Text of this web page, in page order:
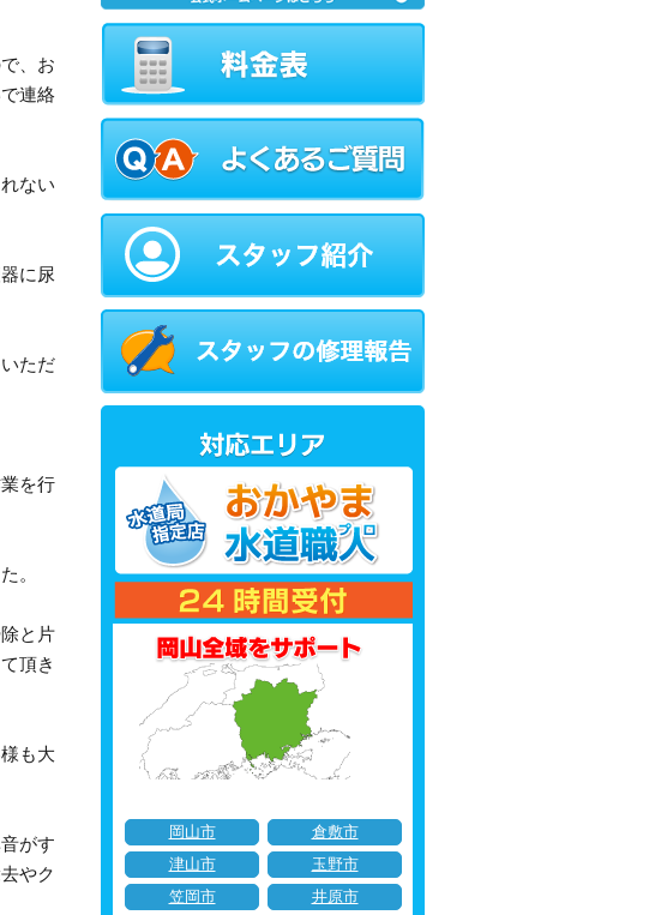
、お
連絡
ない
に尿
ただ
を行
。
と片
頂き
も大
がす
やク
岡山市
倉敷市
津山市
玉野市
笠岡市
井原市